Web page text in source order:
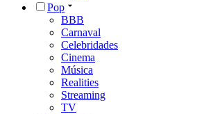
Pop
BBB
Carnaval
Celebridades
Cinema
Música
Realities
Streaming
TV